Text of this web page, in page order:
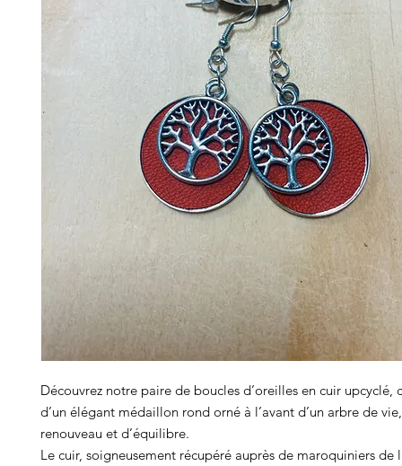
Découvrez notre paire de boucles d’oreilles en cuir upcyclé,
d’un élégant médaillon rond orné à l’avant d’un arbre de
renouveau et d’équilibre.
Le cuir, soigneusement récupéré auprès de maroquiniers de